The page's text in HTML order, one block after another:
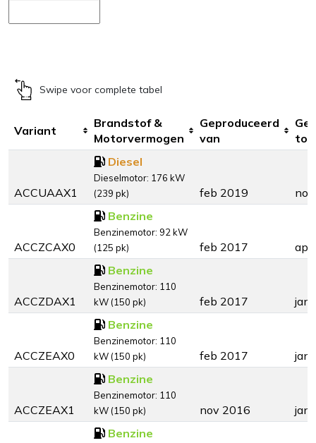
Swipe voor complete tabel
Variant
Brandstof &
Motorvermogen
Geproduceerd
van
tot
ACCUAAX1
Diesel
Dieselmotor: 176 kW
(239 pk)
feb 2019
ACCZCAX0
Benzine
Benzinemotor: 92 kW
(125 pk)
feb 2017 apr
ACCZDAX1
Benzine
Benzinemotor: 110
kW (150 pk)
feb 2017 jan
ACCZEAX0
Benzine
Benzinemotor: 110
kW (150 pk)
feb 2017 jan
ACCZEAX1
Benzine
Benzinemotor: 110
kW (150 pk)
nov 2016 jan
Benzine